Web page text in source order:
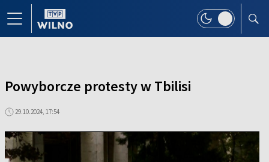
Powyborcze protesty w Tbilisi
29.10.2024, 17:54